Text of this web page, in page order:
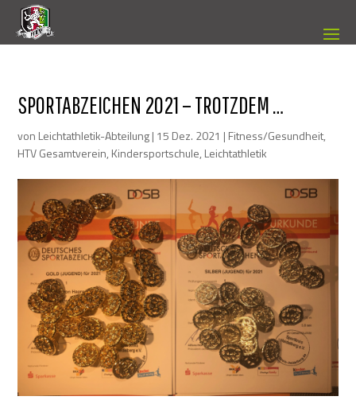
SPORTABZEICHEN 2021 – TROTZDEM …
von Leichtathletik-Abteilung| 15 Dez. 2021 | Fitness/Gesundheit,
HTV Gesamtverein, Kindersportschule, Leichtathletik